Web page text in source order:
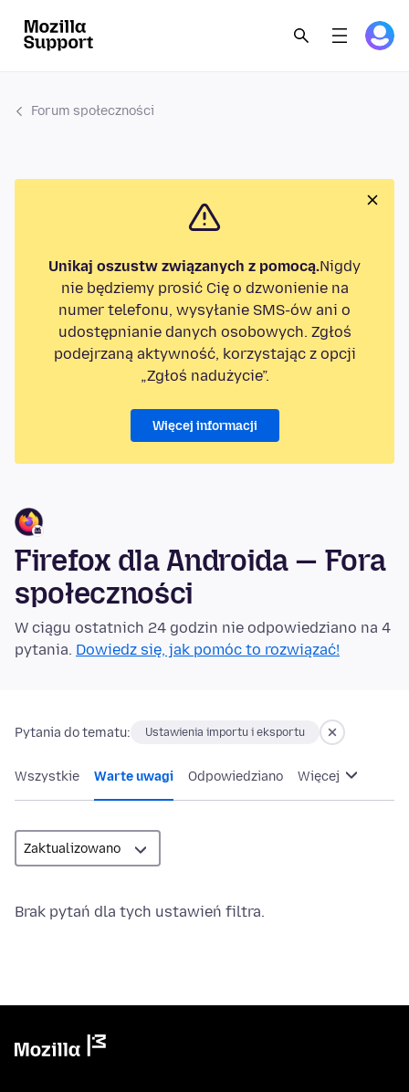
Forum społeczności
Unikaj oszustw związanych z pomocą.Nigdy
nie będziemy prosić Cię o dzwonienie na
numer telefonu, wysyłanie SMS-ów ani o
udostępnianie danych osobowych. Zgłoś
podejrzaną aktywność, korzystając z opcji
„Zgłoś nadużycie”.
Więcej informacji
Firefox dla Androida — Fora
społeczności
W ciągu ostatnich 24 godzin nie odpowiedziano na 4
pytania. Dowiedz się, jak pomóc to rozwiązać!
Pytania do tematu: Ustawienia importu i eksportu
Wszystkie Warte uwagi Odpowiedziano Więcej
Brak pytań dla tych ustawień filtra.